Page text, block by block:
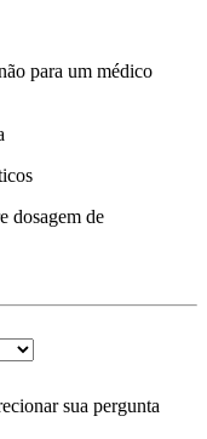
para um médico
dosagem de
sua pergunta